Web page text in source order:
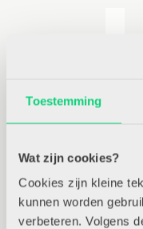
Toestemming
Wat zijn cookies?
Cookies zijn kleine
kunnen worden
verbeteren. Volgens
het